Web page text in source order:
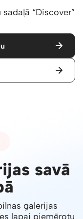
sadaļā “Discover”
savā
galerijas
lapai piemērotu